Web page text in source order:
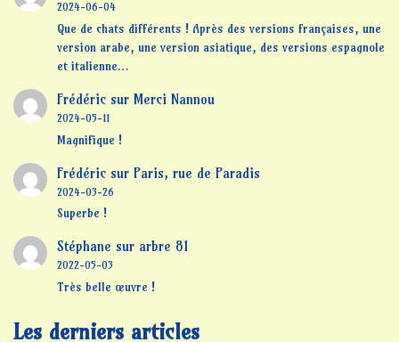
2024-06-04
Que de chats différents ! Après des versions françaises, une
version arabe, une version asiatique, des versions espagnole
et italienne…
Frédéricsur Merci Nannou
2024-05-11
Magnifique !
Frédéricsur Paris, rue de Paradis
2024-03-26
Superbe !
Stéphane sur arbre 81
2022-05-03
Très belle œuvre !
Les derniers articles